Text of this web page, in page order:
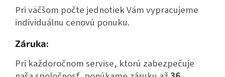
Pri väčšom počte jednotiek Vám vypracujeme
individuálnu cenovú ponuku.
Záruka:
Pri každoročnom servise, ktorú zabezpečuje